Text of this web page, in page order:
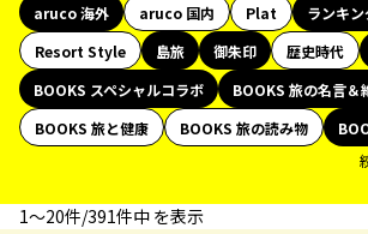
aruco 海外
aruco 国内 Plat
ランキ
Resort Style
島旅 御朱印 歴史時代
BOOKS スペシャルコラボ
BOOKS 旅の名言＆
BOOKS 旅と健康
BOOKS 旅の読み物
1〜20件/391件中 を表示